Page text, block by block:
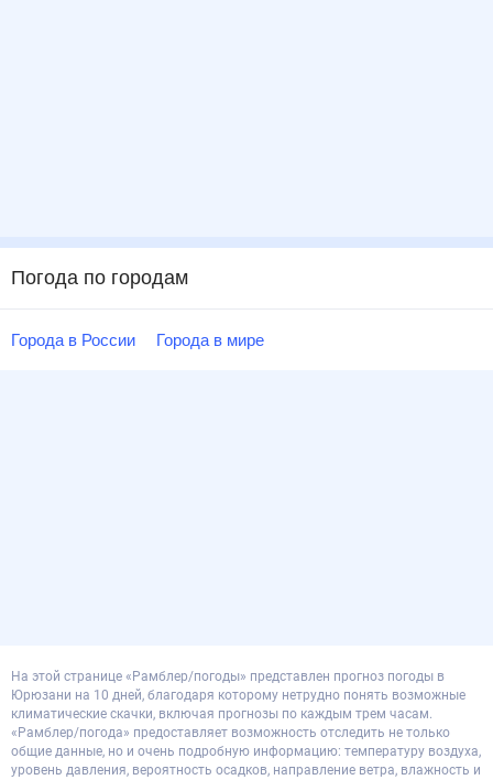
Погода по городам
Города в России Города в мире
На этой странице «Рамблер/погоды» представлен прогноз погоды в
Юрюзани на 10 дней, благодаря которому нетрудно понять возможные
климатические скачки, включая прогнозы по каждым трем часам.
«Рамблер/погода» предоставляет возможность отследить не только
общие данные, но и очень подробную информацию: температуру воздуха,
уровень давления, вероятность осадков, направление ветра, влажность и